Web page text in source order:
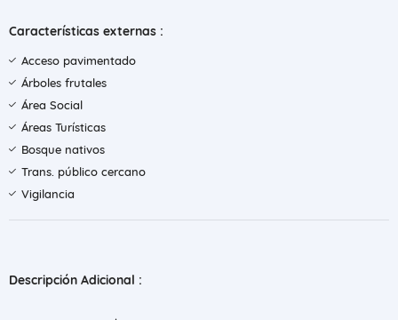
Características externas :
Acceso pavimentado
Árboles frutales
Área Social
Áreas Turísticas
Bosque nativos
Trans. público cercano
Vigilancia
Descripción Adicional :